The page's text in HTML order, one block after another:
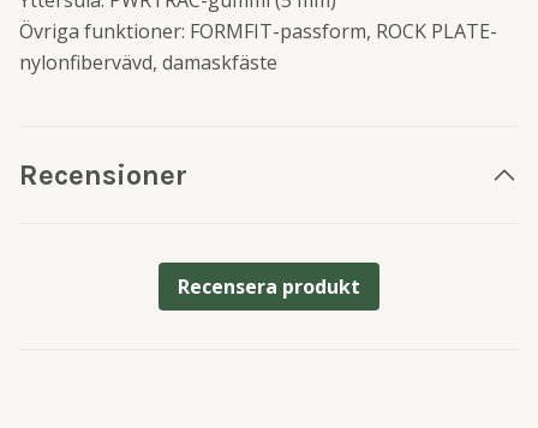
Övriga funktioner: FORMFIT-passform, ROCK PLATE-
nylonfibervävd, damaskfäste
Recensioner
Recensera produkt